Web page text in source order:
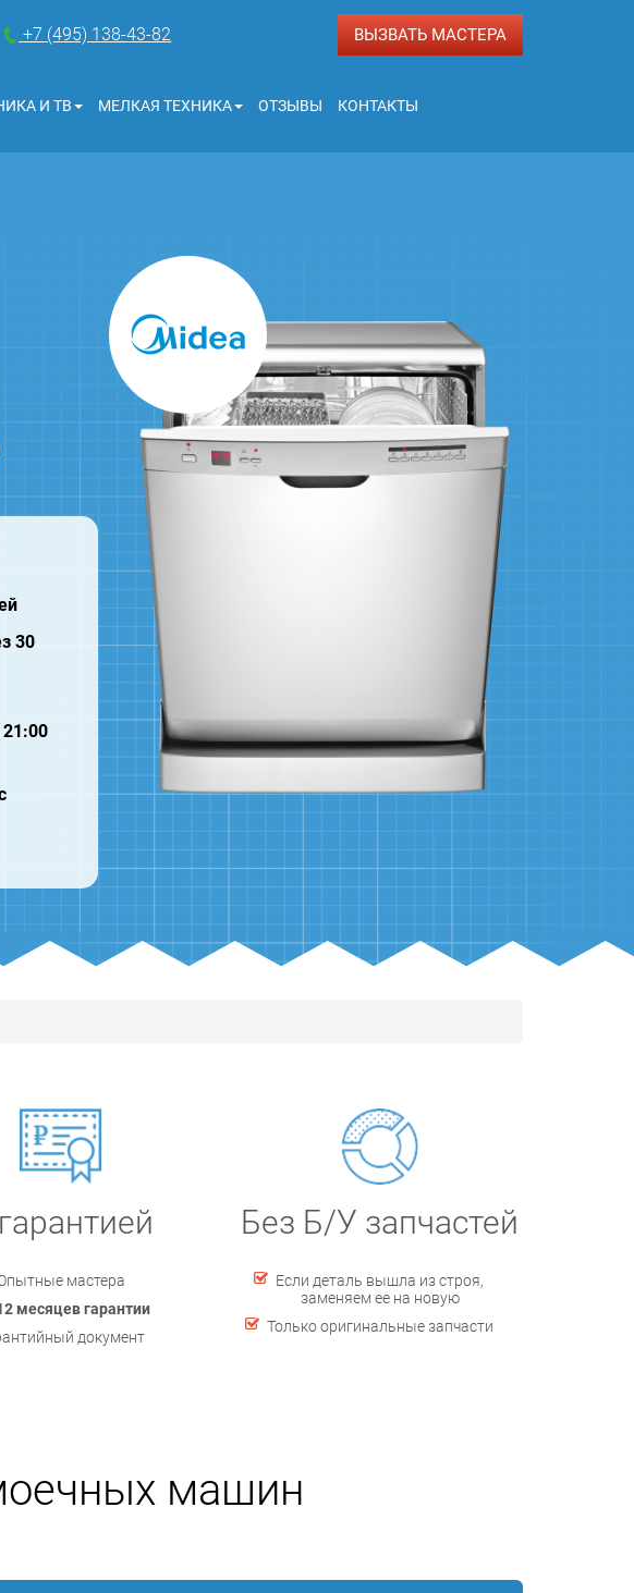
+7 (495) 138-43-82 ВЫЗВАТЬ МАСТЕРА
И ТВ МЕЛКАЯ ТЕХНИКА ОТЗЫВЫ КОНТАКТЫ
30
мастера
месяцев гарантии
документ
Без Б/У запчастей
Если деталь вышла из строя,
заменяем ее на новую
Только оригинальные запчасти
машин